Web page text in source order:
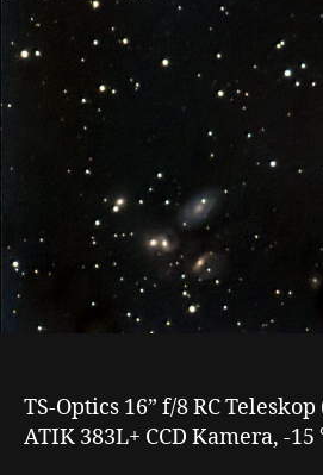
TS-Optics 16” f/8 RC
ATIK 383L+ CCD Kamera, -15